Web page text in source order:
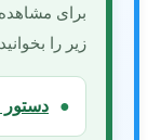
برای
زیر را
● دستور